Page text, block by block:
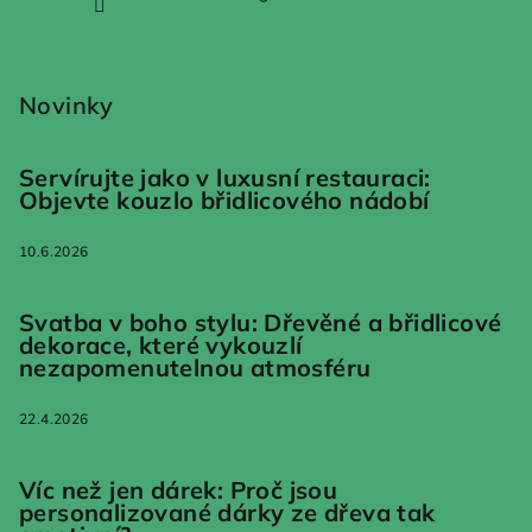
Novinky
Servírujte jako v luxusní restauraci:
Objevte kouzlo břidlicového nádobí
10.6.2026
Svatba v boho stylu: Dřevěné a břidlicové
dekorace, které vykouzlí
nezapomenutelnou atmosféru
22.4.2026
Víc než jen dárek: Proč jsou
personalizované dárky ze dřeva tak